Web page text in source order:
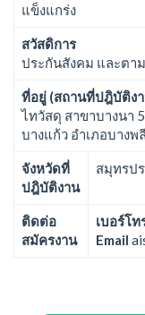
แข็งแกร่ง
สวัสดิการ
ประกันสังคม และตา
ที่อยู่ (สถานที่ปฎิบัติง
ไทวัสดุ สาขาบางนา
บางแก้ว อำเภอบาง
จังหวัดที่
ปฎิบัติงาน
สมุทรป
ติดต่อ
สมัครงาน
เบอร์โ
Email